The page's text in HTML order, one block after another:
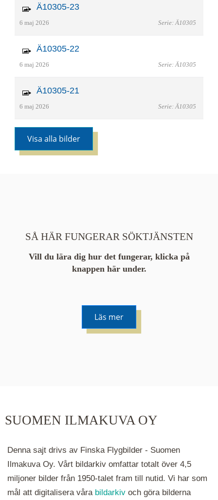
Ä10305-23
6 maj 2026 Serie: Ä10305
Ä10305-22
6 maj 2026 Serie: Ä10305
Ä10305-21
6 maj 2026 Serie: Ä10305
Visa alla bilder
SÅ HÄR FUNGERAR SÖKTJÄNSTEN
Vill du lära dig hur det fungerar, klicka på
knappen här under.
Läs mer
hålla ned ctrl-tangenten och scrolla.
SUOMEN ILMAKUVA OY
Denna sajt drivs av Finska Flygbilder - Suomen
Ilmakuva Oy. Vårt bildarkiv omfattar totalt över 4,5
miljoner bilder från 1950-talet fram till nutid. Vi har som
mål att digitalisera våra bildarkiv och göra bilderna